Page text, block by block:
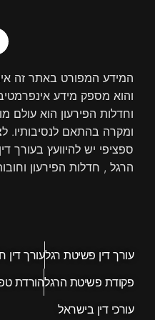
f
המידע המפורט באתר זה
והוא מספק מידע
וחדלות הפירעון הוא עולם
ומקרה בהתאם לנסיבותיו.
ספציפי יש להיוועץ
הרגל , חדלות הפירעון
עורך דין פשיטת רגלעורך דין
פקודת פשיטת הרגלהורדת
עורכי דין בישראל